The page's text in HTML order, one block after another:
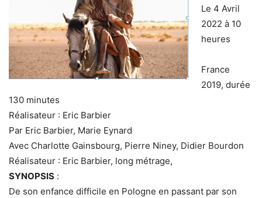
Le 4 Avril
2022 à 10
heures
France
2019, durée
130 minutes
Réalisateur : Eric Barbier
Par Eric Barbier, Marie Eynard
Avec Charlotte Gainsbourg, Pierre Niney, Didier Bourdon
Réalisateur : Eric Barbier, long métrage,
SYNOPSIS :
De son enfance difficile en Pologne en passant par son